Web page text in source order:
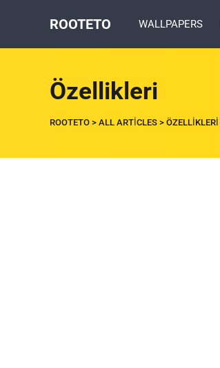
ROOTETO WALLPAPERS
Özellikleri
ROOTETO > ALL ARTICLES > ÖZELLIKLERI